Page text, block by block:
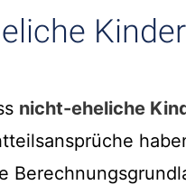
Kinder
nicht-eheliche